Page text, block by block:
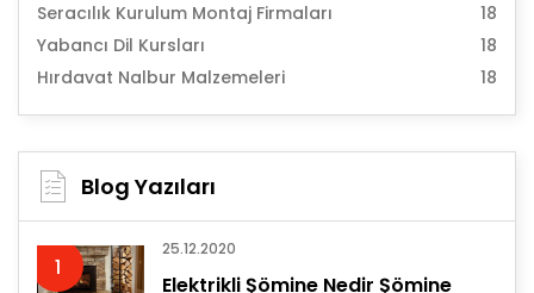
Seracılık Kurulum Montaj Firmaları
18
Yabancı Dil Kursları
18
Hırdavat Nalbur Malzemeleri
18
Blog Yazıları
1
25.12.2020
Elektrikli Şömine Nedir Şömine